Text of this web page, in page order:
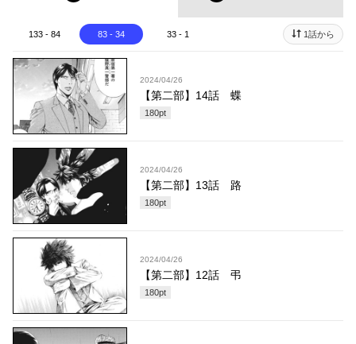
133 - 84 83 - 34 33 - 1 1話から
2024/04/26
【第二部】14話 蝶
180pt
2024/04/26
【第二部】13話 路
180pt
2024/04/26
【第二部】12話 弔
180pt